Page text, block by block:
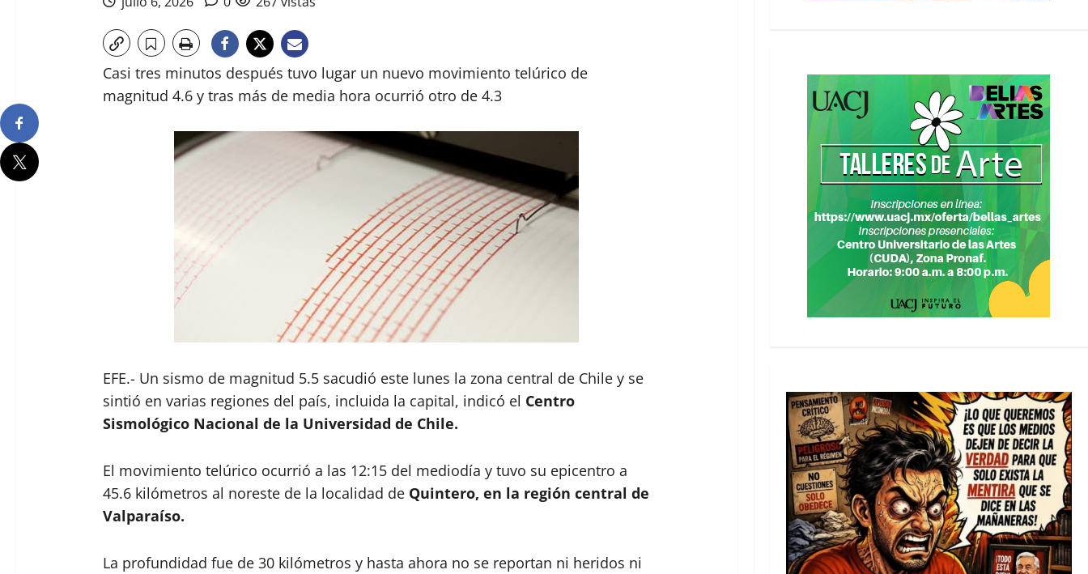
Casi tres minutos después tuvo lugar un nuevo movimiento telúrico de
magnitud 4.6 y tras más de media hora ocurrió otro de 4.3
EFE.- Un sismo de magnitud 5.5 sacudió este lunes la zona central de Chile y se
sintió en varias regiones del país, incluida la capital, indicó el Centro
Sismológico Nacional de la Universidad de Chile.
El movimiento telúrico ocurrió a las 12:15 del mediodía y tuvo su epicentro a
45.6 kilómetros al noreste de la localidad de Quintero, en la región central de
Valparaíso.
La profundidad fue de 30 kilómetros y hasta ahora no se reportan ni heridos ni